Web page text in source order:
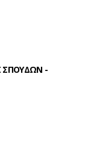
ΣΠΟΥΔΩΝ -